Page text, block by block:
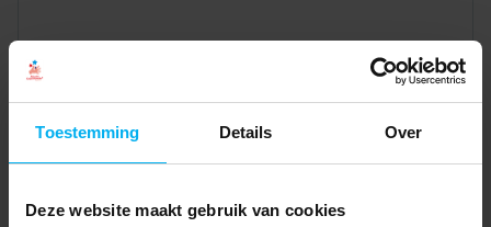
Toestemming Details Over
Deze website maakt gebruik van cookies